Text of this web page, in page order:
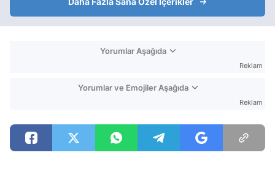
Yorumlar Aşağıda
Reklam
Yorumlar ve Emojiler Aşağıda
Reklam